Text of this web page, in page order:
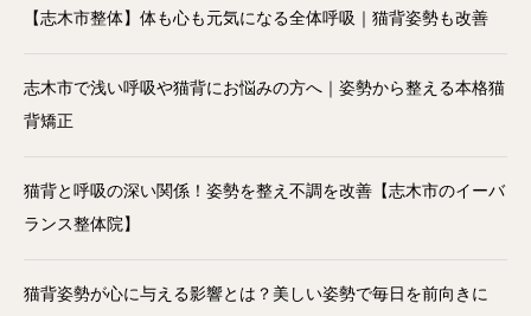
【志木市整体】体も心も元気になる全体呼吸｜猫背姿勢も改善
志木市で浅い呼吸や猫背にお悩みの方へ｜姿勢から整える本格猫
背矯正
猫背と呼吸の深い関係！姿勢を整え不調を改善【志木市のイーバ
ランス整体院】
猫背姿勢が心に与える影響とは？美しい姿勢で毎日を前向きに